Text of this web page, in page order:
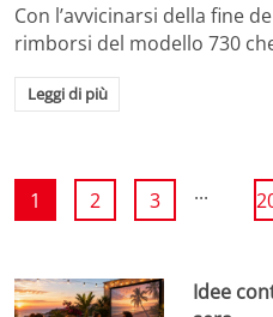
Con l’avvicinarsi della fine
rimborsi del modello 730
Leggi di più
1 2 3 ...
Idee